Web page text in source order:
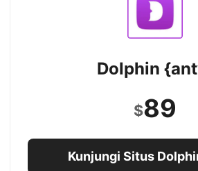
Dolphin
$89
Kunjungi Situs